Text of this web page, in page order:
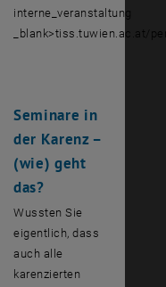
interne_veranstaltung
_blank>tiss.tuwien.ac.at/
Seminare in
der Karenz –
(wie) geht
das?
Wussten Sie
eigentlich, dass
auch alle
karenzierten